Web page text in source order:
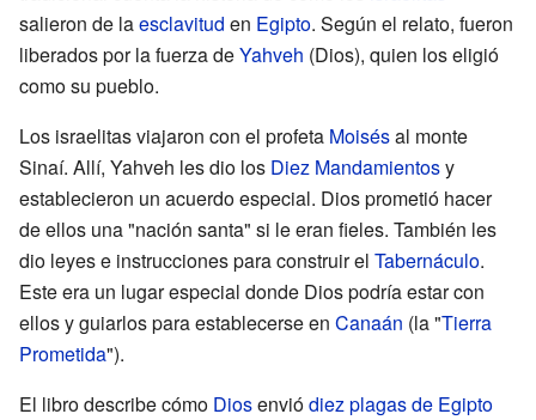
salieron de laesclavitud en Egipto. Según el relato, fueron
liberados por la fuerza deYahveh (Dios), quien los eligió
como su pueblo.
Los israelitas viajaron con el profeta Moisésal monte
Sinaí. Allí, Yahveh les dio los Diez Mandamientosy
establecieron un acuerdo especial. Dios prometió hacer
de ellos una "nación santa" si le eran fieles. También les
dio leyes e instrucciones para construir el Tabernáculo.
Este era un lugar especial donde Dios podría estar con
ellos y guiarlos para establecerse en Canaán (la "Tierra
Prometida").
El libro describe cómo Diosenviódiez plagas de Egipto